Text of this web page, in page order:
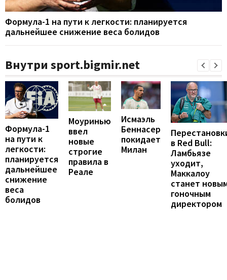
Формула-1 на пути к легкости: планируется
дальнейшее снижение веса болидов
Внутри sport.bigmir.net
Формула-1
на пути к
легкости:
планируется
дальнейшее
снижение
веса
болидов
Моуринью
ввел
новые
строгие
правила в
Реале
Исмаэль
Беннасер
покидает
Милан
в Red Bull:
Ламбьязе
уходит,
Маккалоу
станет
гоночным
директором